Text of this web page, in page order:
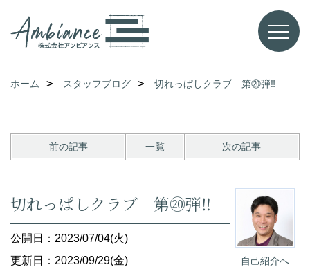
ホーム スタッフブログ 切れっぱしクラブ 第⑳弾‼
前の記事 一覧 次の記事
自己紹介へ
切れっぱしクラブ 第⑳弾‼
公開日：2023/07/04(火)
更新日：2023/09/29(金)